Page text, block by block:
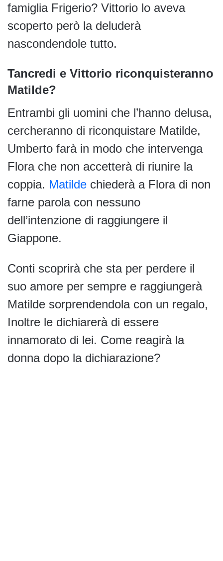
famiglia Frigerio? Vittorio lo aveva
scoperto però la deluderà
nascondendole tutto.
Tancredi e Vittorio riconquisteranno
Matilde?
Entrambi gli uomini che l’hanno delusa,
cercheranno di riconquistare Matilde,
Umberto farà in modo che intervenga
Flora che non accetterà di riunire la
coppia. Matilde chiederà a Flora di non
farne parola con nessuno
dell’intenzione di raggiungere il
Giappone.
Conti scoprirà che sta per perdere il
suo amore per sempre e raggiungerà
Matilde sorprendendola con un regalo,
Inoltre le dichiarerà di essere
innamorato di lei. Come reagirà la
donna dopo la dichiarazione?